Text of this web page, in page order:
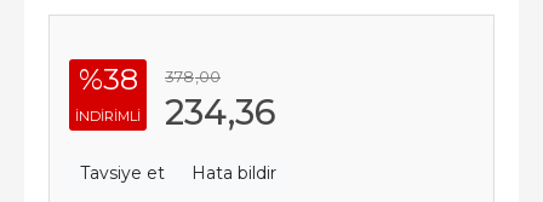
%38
INDIRIMLI
378,00
234,36
Tavsiye et Hata bildir